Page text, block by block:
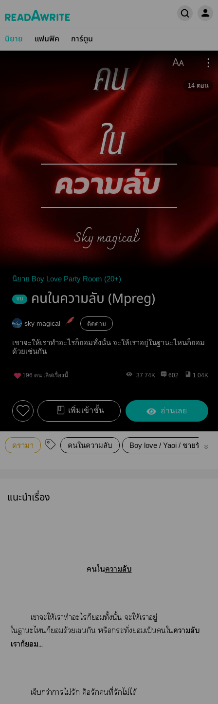
นิยาย แฟนฟิค การ์ตูน
14 ตอน
นิยาย Boy Love Party Room (20+)
จบ คนในความลับ (Mpreg)
sky magical ติดตาม
เขาจะให้เราทำอะไรก็ยอมทั้งนั้น จะให้เราอยู่ในฐานะไหนก็ยอม
ด้วยเช่นกัน
196 คน เลิฟเรื่องนี้ 37.74K 602 1.04K
เพิ่มเข้าชั้น อ่านเลย
ดรามา คนในความลับ Boy love / Yaoi / ชายรักชาย
แนะนำเรื่อง
ใาลับ
เาะให้เาทำะไก็ทั้งนั้น ะให้เาอยู่
ใาะไก็ด้วยเช่นกัน หรือกระทั่งเป็นใาลับ
เาก็...
เจ็บกว่าาไม่รัก คือรักคนที่รักไม่ได้